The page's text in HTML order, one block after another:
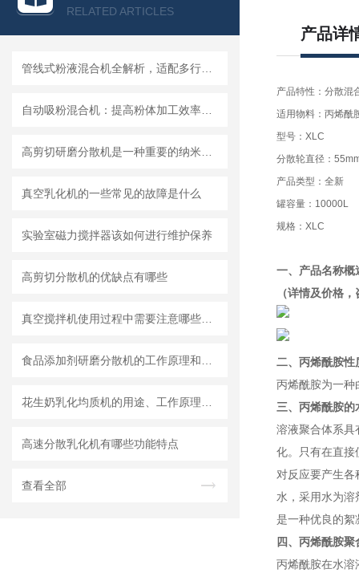
RELATED ARTICLES
真空乳化机的一些常见的故障是什么
实验室磁力搅拌器该如何进行维护保养
高剪切分散机的优缺点有哪些
高速分散乳化机有哪些功能特点
查看全部
产品详
产品特性：分散混
适用物料：丙烯酰
型号：XLC
分散轮直径：
产品类型：全新
罐容量：10000L
规格：XLC
一、 产品名称概
（详情及价格
二、 丙烯酰胺性
丙烯酰胺为一种
三、丙烯酰胺的
溶液聚合体系具
化。只有在直接
对反应要产生各
水，采用水为溶
是一种优良的絮
四、丙烯酰胺
丙烯酰胺在水溶